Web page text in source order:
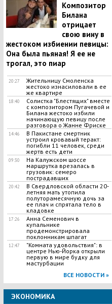
Композитор
Билана
отрицает
свою вину в
жестоком избиении певицы:
Она была пьяная! Я ее не
трогал, это пиар
20:27
Жительницу Смоленска
жестоко изнасиловали в ее
же квартире
18:40
Солистка "Блестящих" вместе
с композитором Пугачевой и
Билана жестоко избили
начинающую певицу после
разговора о Жанне Фриске
14:46
В Пакистане смертник
устроил кровавый теракт:
погибли 11 человек, среди
жертв есть дети
09:30
На Калужском шоссе
маршрутка врезалась в
грузовик: семеро
пострадавших
20:42
В Свердловской области 20-
летняя мать утопила
полуторамесячную дочь за
ее плач и спрятала тело в
кладовке
17:26
Анна Семенович в
купальнике
продемонстрировала
поклонникам шпагат
12:47
"Комната удовольствия": в
центре Нью-Йорка открыли
первую в мире будку для
мастурбации
ВСЕ НОВОСТИ »
ЭКОНОМИКА